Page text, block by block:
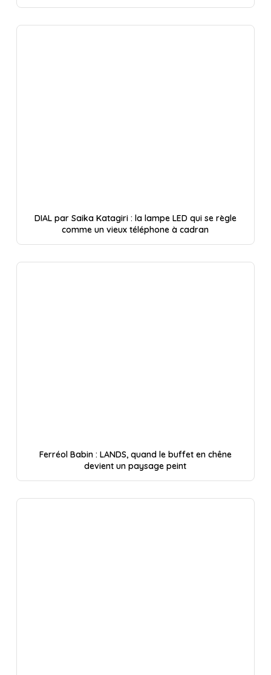
DIAL par Saika Katagiri : la lampe LED qui se règle
comme un vieux téléphone à cadran
Ferréol Babin : LANDS, quand le buffet en chêne
devient un paysage peint